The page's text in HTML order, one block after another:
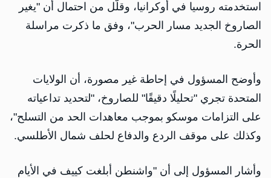
استخدمته روسيا في أوكرانيا، وقلّل من احتمال أن "يغير
الصاروخ الجديد مسار الحرب"، وفق ما ذكرت مراسلة
الحرة.
وأوضح المسؤول في إحاطة غير مصورة، أن الولايات
المتحدة تجري "تحليلًا دقيقًا" للصاروخ، "لتحديد تداعياته
على التزامات موسكو بموجب معاهدات الحد من التسلح"،
وكذلك على موقف الردع والدفاع لحلف شمال الأطلسي.
وأشار المسؤول إلى أن "واشنطن أبلغت كييف في الأيام